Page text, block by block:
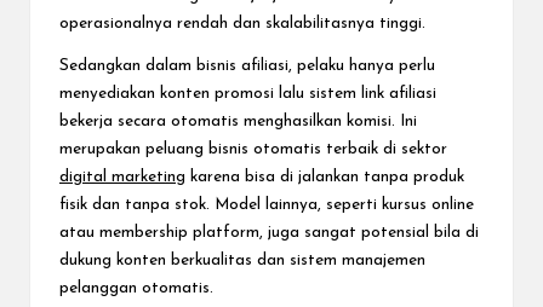
operasionalnya rendah dan skalabilitasnya tinggi.
Sedangkan dalam bisnis afiliasi, pelaku hanya perlu
menyediakan konten promosi lalu sistem link afiliasi
bekerja secara otomatis menghasilkan komisi. Ini
merupakan peluang bisnis otomatis terbaik di sektor
digital marketing karena bisa di jalankan tanpa produk
fisik dan tanpa stok. Model lainnya, seperti kursus online
atau membership platform, juga sangat potensial bila di
dukung konten berkualitas dan sistem manajemen
pelanggan otomatis.